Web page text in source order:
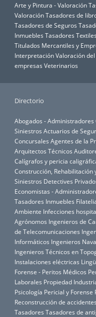
Arte y Pintura - Valoración
ValoraciónTasadores de
Tasadores de Seguros
Inmuebles Tasadores Textiles
Titulados Mercantiles y
InterpretaciónValoración
empresas Veterinarios
Directorio
Abogados - Administradores
Siniestros Actuarios de
Concursales Agentes de la
Arquitectos Técnicos
Calígrafos y pericia
Construcción, Rehabilitación
Siniestros Detectives
Economistas -
Tasadores Inmuebles
Ambiente Infecciones
Agrónomos Ingenieros de
de Telecomunicaciones
Informáticos Ingenieros
Ingenieros Técnicos en
Instalaciones eléctricas
Forense - Peritos Médicos
Laborales Propiedad
Psicología Pericial y Forense
Reconstrucción de accidentes
Tasadores Tasadores de